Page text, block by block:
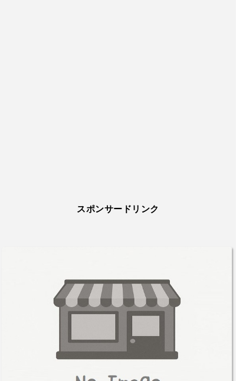
スポンサードリンク